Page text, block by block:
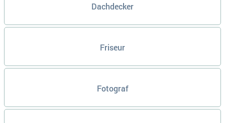
Dachdecker
Friseur
Fotograf